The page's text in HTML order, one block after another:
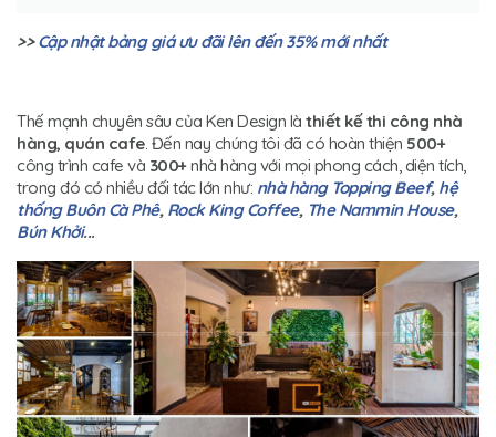
>>Cập nhật bảng giá ưu đãi lên đến 35% mới nhất
Thế mạnh chuyên sâu của Ken Design là thiết kế thi công nhà
hàng, quán cafe. Đến nay chúng tôi đã có hoàn thiện 500+
công trình cafe và 300+nhà hàng với mọi phong cách, diện tích,
trong đó có nhiều đối tác lớn như: nhà hàng Topping Beef, hệ
thống Buôn Cà Phê, Rock King Coffee, The Nammin House,
Bún Khởi...